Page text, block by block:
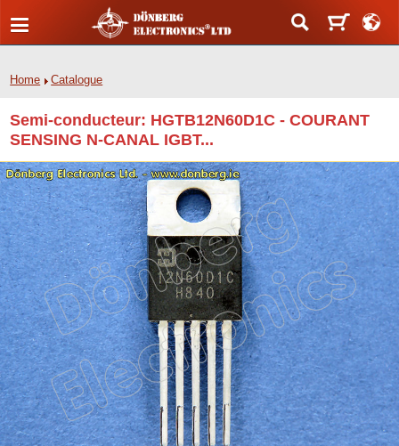
Home Catalogue
Semi-conducteur: HGTB12N60D1C - COURANT
SENSING N-CANAL IGBT...